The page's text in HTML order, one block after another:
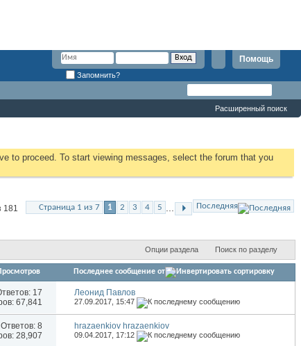
Помощь
Запомнить?
Расширенный поиск
to proceed. To start viewing messages, select the forum that you
Страница 1 из 7 1 2 3 4 5 Последняя
181
Опции раздела Поиск по разделу
Просмотров Последнее сообщение от
17
67,841
Леонид Павлов
27.09.2017, 15:47
Ответов: 8
28,907
hrazaenkiov hrazaenkiov
09.04.2017, 17:12